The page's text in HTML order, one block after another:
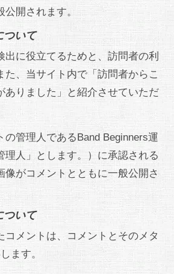
開されます。
ついて
出に役立てるためと、訪問者の利
た、当サイト内で「訪問者からこ
ありました」と紹介させていただ
の管理人であるBand Beginners運
理人」とします。）に承認される
像がコメントとともに一般公開さ
ついて
コメントは、コメントとそのメタ
ます。